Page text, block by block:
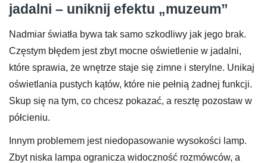
jadalni – uniknij efektu „muzeum”
Nadmiar światła bywa tak samo szkodliwy jak jego brak.
Częstym błędem jest zbyt mocne oświetlenie w jadalni,
które sprawia, że wnętrze staje się zimne i sterylne. Unikaj
oświetlania pustych kątów, które nie pełnią żadnej funkcji.
Skup się na tym, co chcesz pokazać, a resztę pozostaw w
półcieniu.
Innym problemem jest niedopasowanie wysokości lamp.
Zbyt niska lampa ogranicza widoczność rozmówców, a